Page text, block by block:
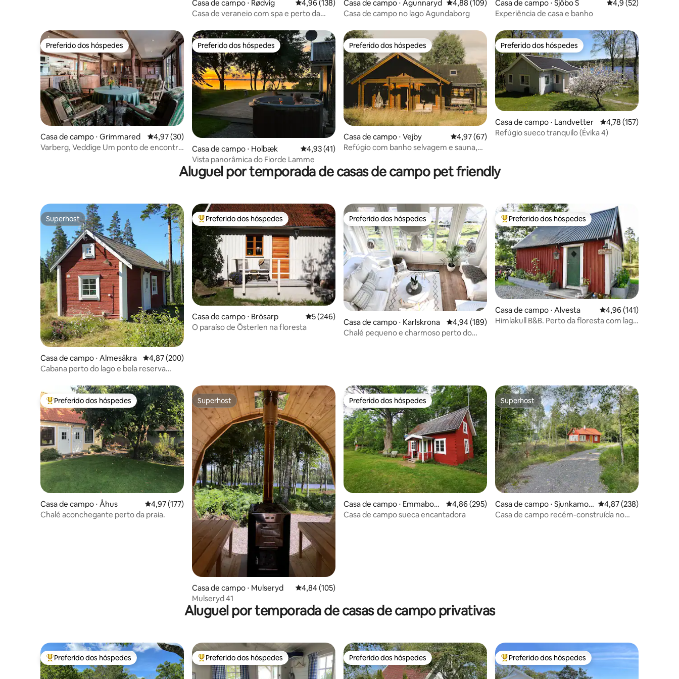
Casa de campo ⋅ Rødvig 4,96 de uma avaliação média de 5, 138 avaliações
4,96 (138)
Casa de veraneio com spa e perto da
Casa de campo ⋅ Agunnaryd 4,88 de uma avaliação média de 5, 109 avaliações
4,88 (109)
Casa de campo no lago Agundaborg
Casa de campo ⋅ Sjöbo S 4,9 de uma
4,9 (52)
Experiência de casa e banho
Preferido dos hóspedes
Preferido dos hóspedes
Casa de campo ⋅ Grimmared 4,97 de uma avaliação média de 5, 30 avaliações
4,97 (30)
Varberg, Veddige Um ponto de encontro
Preferido dos hóspedes
Preferido dos hóspedes
Casa de campo ⋅ Holbæk 4,93 de uma avaliação média de 5, 41 avaliações
4,93 (41)
Vista panorâmica do Fiorde Lamme
Preferido dos hóspedes
Preferido dos hóspedes
Casa de campo ⋅ Vejby 4,97 de uma avaliação média de 5, 67 avaliações
4,97 (67)
Refúgio com banho selvagem e sauna,
Preferido dos hóspedes
Preferido dos hóspedes
Casa de campo ⋅ Landvetter 4,78 de uma avaliação
4,78 (157)
Refúgio sueco tranquilo (Évika 4)
Aluguel por temporada de casas de campo pet friendly
Superhost
Superhost
Casa de campo ⋅ Almesåkra 4,87 de uma avaliação média de 5, 200 avaliações
4,87 (200)
Cabana perto do lago e bela reserva
Entre os melhores preferidos dos hóspedes
Preferido dos hóspedes
Casa de campo ⋅ Brösarp 5 de uma avaliação média de 5, 246 avaliações
5 (246)
O paraíso de Österlen na floresta
Preferido dos hóspedes
Preferido dos hóspedes
Casa de campo ⋅ Karlskrona 4,94 de uma avaliação média de 5, 189 avaliações
4,94 (189)
Chalé pequeno e charmoso perto do
Entre os melhores preferidos dos hóspedes
Preferido dos hóspedes
Casa de campo ⋅ Alvesta 4,96 de uma avaliação
4,96 (141)
Himlakull B&B. Perto da floresta com lago
Entre os melhores preferidos dos hóspedes
Preferido dos hóspedes
Casa de campo ⋅ Åhus 4,97 de uma avaliação média de 5, 177 avaliações
4,97 (177)
Chalé aconchegante perto da praia.
Superhost
Superhost
Casa de campo ⋅ Mulseryd 4,84 de uma avaliação média de 5, 105 avaliações
4,84 (105)
Mulseryd 41
Preferido dos hóspedes
Preferido dos hóspedes
Casa de campo ⋅ Emmabod
a
4,86 de uma avaliação média de 5, 295 avaliações
4,86 (295)
Casa de campo sueca encantadora
Superhost
Superhost
Casa de campo ⋅ Sjunkamos
sa
4,87 de uma avaliação
4,87 (238)
Casa de campo recém-construída no
Aluguel por temporada de casas de campo privativas
Entre os melhores preferidos dos hóspedes
Preferido dos hóspedes Entre os melhores preferidos dos hóspedes
Preferido dos hóspedes Preferido dos hóspedes
Preferido dos hóspedes Entre os melhores preferidos dos hóspedes
Preferido dos hóspedes